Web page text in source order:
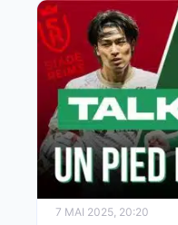
7 MAI 2025, 20:20